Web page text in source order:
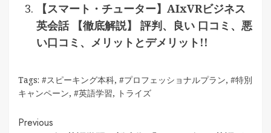
【スマート・チューター】AIxVRビジネス
英会話 【徹底解説】 評判、良い 口コミ、悪
い口コミ、メリットとデメリット!!
Tags: #スピーキング本科, #プロフェッショナルプラン, #特別
キャンペーン, #英語学習, トライズ
Continue
Previous